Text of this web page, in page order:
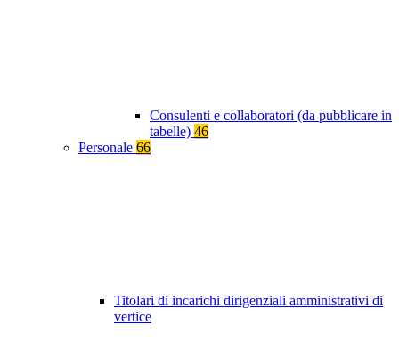
Consulenti e collaboratori (da pubblicare in
tabelle) 46
Personale 66
Titolari di incarichi dirigenziali amministrativi di
vertice